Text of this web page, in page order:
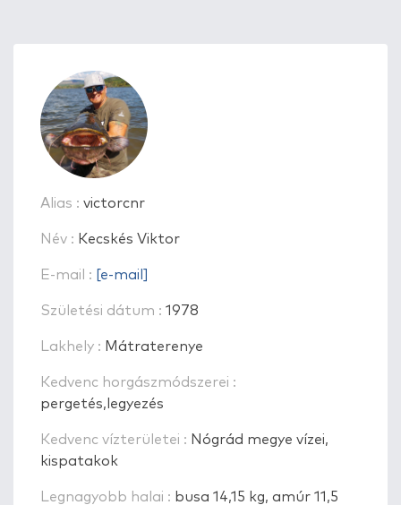
Alias : victorcnr
Név : Kecskés Viktor
E-mail : [e-mail]
Születési dátum : 1978
Lakhely : Mátraterenye
Kedvenc horgászmódszerei :
pergetés,legyezés
Kedvenc vízterületei : Nógrád megye vízei,
kispatakok
Legnagyobb halai : busa 14,15 kg, amúr 11,5